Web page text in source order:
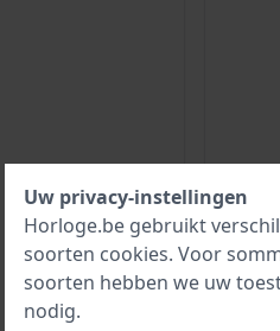
Uw privacy-instellingen
Horloge.be gebruikt
soorten cookies. Voor
soorten hebben we uw
nodig.